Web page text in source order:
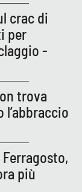
crac di
per
-
trova
più